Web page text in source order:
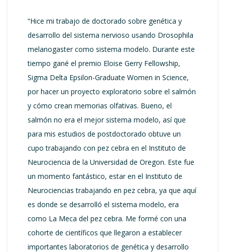
“Hice mi trabajo de doctorado sobre genética y
desarrollo del sistema nervioso usando Drosophila
melanogaster como sistema modelo. Durante este
tiempo gané el premio Eloise Gerry Fellowship,
Sigma Delta Epsilon-Graduate Women in Science,
por hacer un proyecto exploratorio sobre el salmón
y cómo crean memorias olfativas. Bueno, el
salmón no era el mejor sistema modelo, así que
para mis estudios de postdoctorado obtuve un
cupo trabajando con pez cebra en el Instituto de
Neurociencia de la Universidad de Oregon. Este fue
un momento fantástico, estar en el Instituto de
Neurociencias trabajando en pez cebra, ya que aquí
es donde se desarrolló el sistema modelo, era
como La Meca del pez cebra. Me formé con una
cohorte de científicos que llegaron a establecer
importantes laboratorios de genética y desarrollo